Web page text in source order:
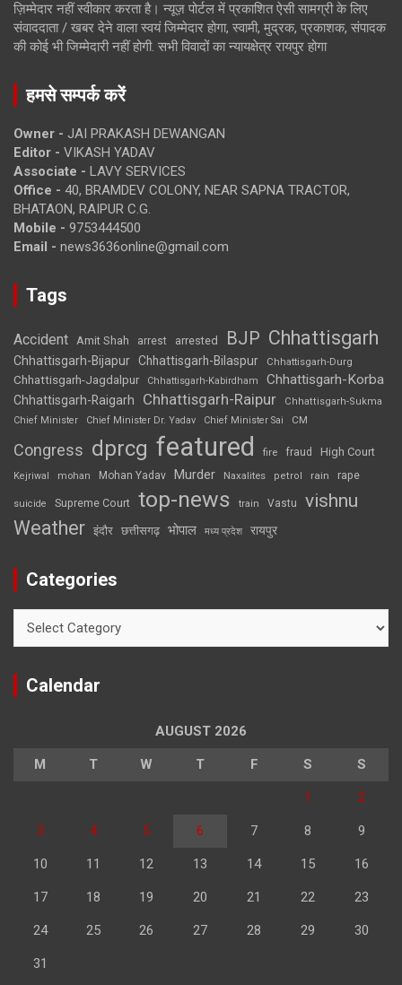
ज़िम्मेदार नहीं स्वीकार करता है। न्यूज़ पोर्टल में प्रकाशित ऐसी सामग्री के लिए
संवाददाता / खबर देने वाला स्वयं जिम्मेदार होगा, स्वामी, मुद्रक, प्रकाशक, संपादक
की कोई भी जिम्मेदारी नहीं होगी. सभी विवादों का न्यायक्षेत्र रायपुर होगा
हमसे सम्पर्क करें
Owner - JAI PRAKASH DEWANGAN
Editor - VIKASH YADAV
Associate - LAVY SERVICES
Office - 40, BRAMDEV COLONY, NEAR SAPNA TRACTOR,
BHATAON, RAIPUR C.G.
Mobile - 9753444500
Email - news3636online@gmail.com
Tags
Accident Amit Shah arrest arrested BJP Chhattisgarh
Chhattisgarh-Bijapur Chhattisgarh-Bilaspur Chhattisgarh-Durg
Chhattisgarh-Jagdalpur Chhattisgarh-Kabirdham Chhattisgarh-Korba
Chhattisgarh-Raigarh Chhattisgarh-Raipur
Chhattisgarh-Sukma
Chief Minister
Chief Minister Dr. Yadav Chief Minister Sai CM
Congress dprcg featured fire fraud High Court
Kejriwal mohan Mohan Yadav Murder Naxalites petrol rain rape
suicide Supreme Court top-news train Vastu vishnu
Weather इंदौर छत्तीसगढ़ भोपाल मध्य प्रदेश रायपुर
Categories
Calendar
AUGUST 2026
M T W T F S S
1 2
3 4 5 6 7 8 9
10 11 12 13 14 15 16
17 18 19 20 21 22 23
24 25 26 27 28 29 30
31